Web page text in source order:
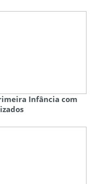
Infância com